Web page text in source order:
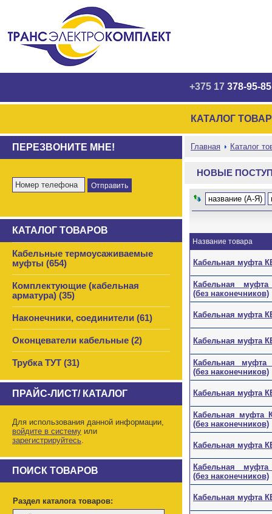
+375 17 378-95-85
КАТАЛОГ
ПЕРЕЗВОНИТЕ МНЕ!
КАТАЛОГ ТОВАРОВ
Кабельные термоусаживаемые
муфты (654)
Комплектующие (кабельная
арматура) (35)
Наконечники, соединители (61)
Оконцеватели кабельные (2)
Трубка ТУТ (31)
ПРАЙС-ЛИСТ/ КАТАЛОГ
Для использования данной информации,
войдите в систему или
зарегистрируйтесь.
ПОИСК ТОВАРОВ
Раздел каталога товаров:
Главная Каталог
НОВЫЕ
название (А-Я)
Название товара
Кабельная муфта
Кабельная муфта
(без наконечников)
Кабельная муфта
Кабельная муфта
Кабельная муфта
(без наконечников)
Кабельная муфта
Кабельная муфта
(без наконечников)
Кабельная муфта
Кабельная муфта
(без наконечников)
Кабельная муфта